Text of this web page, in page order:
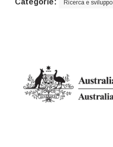
Categorie:
Ricerca e sviluppo